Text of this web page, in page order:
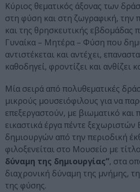
Κύριος θεματικός άξονας των
στη φύση και στη ζωγραφική, την
και της θρησκευτικής εβδομάδας
Γυναίκα – Μητέρα – Φύση που
αντιστέκεται και αντέχει,
καθοδηγεί, φροντίζει και ανθίζει
Μία σειρά από πολυθεματικές
μικρούς μουσειόφιλους για να
επεξεργαστούν, με βιωματικό
εικαστικά έργα πέντε ξεχωριστών
δημιουργών από την περιοδική
φιλοξενείται στο Μουσείο με
δύναμη της δημιουργίας”, στα
διαχρονική δύναμη της μνήμης,
της φύσης.